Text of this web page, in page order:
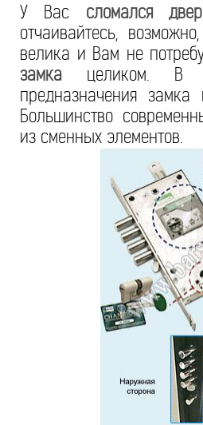
У Вас сломался
отчаивайтесь,
велика и Вам не
замка целиком. В
предназначения
Большинство
из сменных элементов.